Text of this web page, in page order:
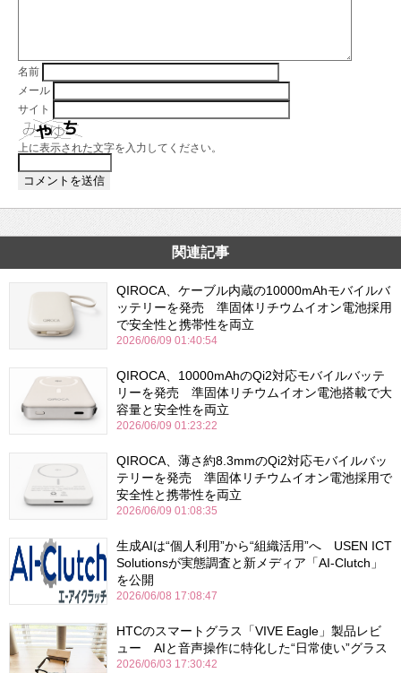
名前
メール
サイト
上に表示された文字を入力してください。
関連記事
QIROCA、ケーブル内蔵の10000mAhモバイルバ
ッテリーを発売 準固体リチウムイオン電池採用
で安全性と携帯性を両立
2026/06/09 01:40:54
QIROCA、10000mAhのQi2対応モバイルバッテ
リーを発売 準固体リチウムイオン電池搭載で大
容量と安全性を両立
2026/06/09 01:23:22
QIROCA、薄さ約8.3mmのQi2対応モバイルバッ
テリーを発売 準固体リチウムイオン電池採用で
安全性と携帯性を両立
2026/06/09 01:08:35
生成AIは“個人利用”から“組織活用”へ USEN ICT
Solutionsが実態調査と新メディア「AI-Clutch」
を公開
2026/06/08 17:08:47
HTCのスマートグラス「VIVE Eagle」製品レビ
ュー AIと音声操作に特化した“日常使い”グラス
2026/06/03 17:30:42